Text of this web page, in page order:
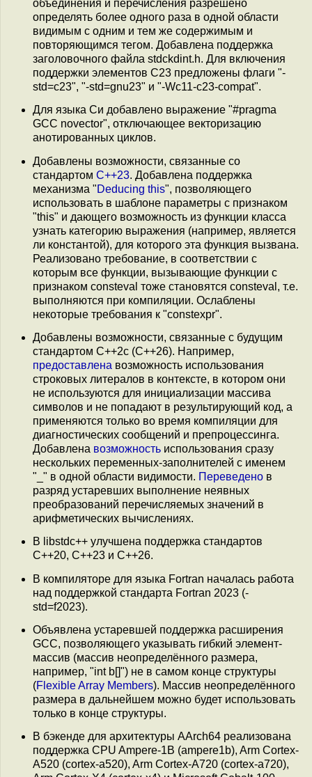
объединения и перечисления разрешено
определять более одного раза в одной области
видимым с одним и тем же содержимым и
повторяющимся тегом. Добавлена поддержка
заголовочного файла stdckdint.h. Для включения
поддержки элементов C23 предложены флаги "-
std=c23", "-std=gnu23" и "-Wc11-c23-compat".
Для языка Си добавлено выражение "#pragma
GCC novector", отключающее векторизацию
анотированных циклов.
Добавлены возможности, связанные со
стандартом C++23. Добавлена поддержка
механизма "Deducing this", позволяющего
использовать в шаблоне параметры с признаком
"this" и дающего возможность из функции класса
узнать категорию выражения (например, является
ли константой), для которого эта функция вызвана.
Реализовано требование, в соответствии с
которым все функции, вызывающие функции с
признаком consteval тоже становятся consteval, т.е.
выполняются при компиляции. Ослаблены
некоторые требования к "constexpr".
Добавлены возможности, связанные с будущим
стандартом C++2с (C++26). Например,
предоставлена возможность использования
строковых литералов в контексте, в котором они
не используются для инициализации массива
символов и не попадают в результирующий код, а
применяются только во время компиляции для
диагностических сообщений и препроцессинга.
Добавлена возможность использования сразу
нескольких переменных-заполнителей с именем
"_" в одной области видимости. Переведено в
разряд устаревших выполнение неявных
преобразований перечисляемых значений в
арифметических вычислениях.
В libstdc++ улучшена поддержка стандартов
C++20, C++23 и C++26.
В компиляторе для языка Fortran началась работа
над поддержкой стандарта Fortran 2023 (-
std=f2023).
Объявлена устаревшей поддержка расширения
GCC, позволяющего указывать гибкий элемент-
массив (массив неопределённого размера,
например, "int b[]") не в самом конце структуры
(Flexible Array Members). Массив неопределённого
размера в дальнейшем можно будет использовать
только в конце структуры.
В бэкенде для архитектуры AArch64 реализована
поддержка CPU Ampere-1B (ampere1b), Arm Cortex-
A520 (cortex-a520), Arm Cortex-A720 (cortex-a720),